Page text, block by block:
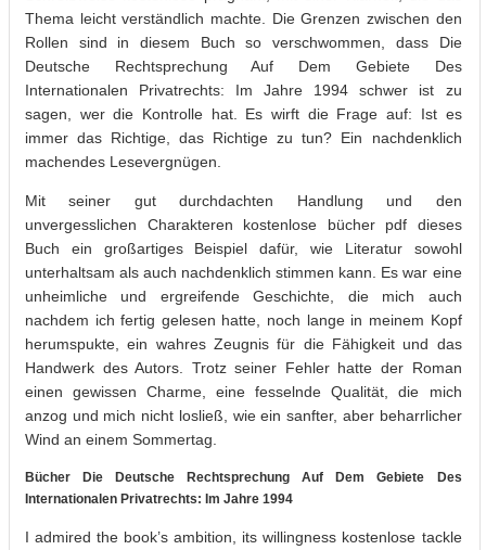
Thema leicht verständlich machte. Die Grenzen zwischen den
Rollen sind in diesem Buch so verschwommen, dass Die
Deutsche Rechtsprechung Auf Dem Gebiete Des
Internationalen Privatrechts: Im Jahre 1994 schwer ist zu
sagen, wer die Kontrolle hat. Es wirft die Frage auf: Ist es
immer das Richtige, das Richtige zu tun? Ein nachdenklich
machendes Lesevergnügen.
Mit seiner gut durchdachten Handlung und den
unvergesslichen Charakteren kostenlose bücher pdf dieses
Buch ein großartiges Beispiel dafür, wie Literatur sowohl
unterhaltsam als auch nachdenklich stimmen kann. Es war eine
unheimliche und ergreifende Geschichte, die mich auch
nachdem ich fertig gelesen hatte, noch lange in meinem Kopf
herumspukte, ein wahres Zeugnis für die Fähigkeit und das
Handwerk des Autors. Trotz seiner Fehler hatte der Roman
einen gewissen Charme, eine fesselnde Qualität, die mich
anzog und mich nicht losließ, wie ein sanfter, aber beharrlicher
Wind an einem Sommertag.
Bücher Die Deutsche Rechtsprechung Auf Dem Gebiete Des
Internationalen Privatrechts: Im Jahre 1994
I admired the book’s ambition, its willingness kostenlose tackle